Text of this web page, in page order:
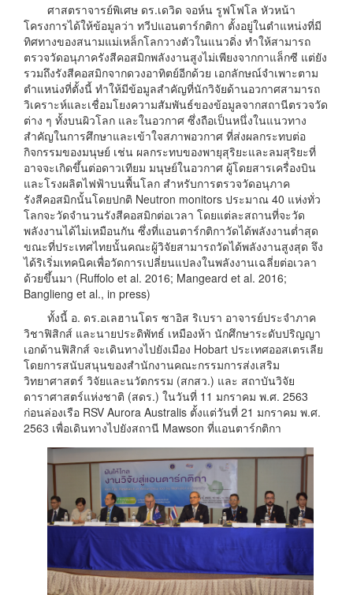
ศาสตราจารย์พิเศษ ดร.เดวิด จอห์น รูฟโฟโล หัวหน้า
โครงการได้ให้ข้อมูลว่า ทวีปแอนตาร์กติกา ตั้งอยู่ในตำแหน่งที่มี
ทิศทางของสนามแม่เหล็กโลกวางตัวในแนวดิ่ง ทำให้สามารถ
ตรวจวัดอนุภาครังสีคอสมิกพลังงานสูงไม่เพียงจากกาแล็กซี แต่ยัง
รวมถึงรังสีคอสมิกจากดวงอาทิตย์อีกด้วย เอกลักษณ์จำเพาะตาม
ตำแหน่งที่ตั้งนี้ ทำให้มีข้อมูลสำคัญที่นักวิจัยด้านอวกาศสามารถ
วิเคราะห์และเชื่อมโยงความสัมพันธ์ของข้อมูลจากสถานีตรวจวัด
ต่าง ๆ ทั้งบนผิวโลก และในอวกาศ ซึ่งถือเป็นหนึ่งในแนวทาง
สำคัญในการศึกษาและเข้าใจสภาพอวกาศ ที่ส่งผลกระทบต่อ
กิจกรรมของมนุษย์ เช่น ผลกระทบของพายุสุริยะและลมสุริยะที่
อาจจะเกิดขึ้นต่อดาวเทียม มนุษย์ในอวกาศ ผู้โดยสารเครื่องบิน
และโรงผลิตไฟฟ้าบนพื้นโลก สำหรับการตรวจวัดอนุภาค
รังสีคอสมิกนั้นโดยปกติ Neutron monitors ประมาณ 40 แห่งทั่ว
โลกจะวัดจำนวนรังสีคอสมิกต่อเวลา โดยแต่ละสถานที่จะวัด
พลังงานได้ไม่เหมือนกัน ซึ่งที่แอนตาร์กติกาวัดได้พลังงานต่ำสุด
ขณะที่ประเทศไทยนั้นคณะผู้วิจัยสามารถวัดได้พลังงานสูงสุด จึง
ได้ริเริ่มเทคนิคเพื่อวัดการเปลี่ยนแปลงในพลังงานเฉลี่ยต่อเวลา
ด้วยขึ้นมา (Ruffolo et al. 2016; Mangeard et al. 2016;
Banglieng et al., in press)
ทั้งนี้ อ. ดร.อเลฮานโดร ซาอิส ริเบรา อาจารย์ประจำภาค
วิชาฟิสิกส์ และนายประดิพัทธ์ เหมืองห้า นักศึกษาระดับปริญญา
เอกด้านฟิสิกส์ จะเดินทางไปยังเมือง Hobart ประเทศออสเตรเลีย
โดยการสนับสนุนของสำนักงานคณะกรรมการส่งเสริม
วิทยาศาสตร์ วิจัยและนวัตกรรม (สกสว.) และ สถาบันวิจัย
ดาราศาสตร์แห่งชาติ (สดร.) ในวันที่ 11 มกราคม พ.ศ. 2563
ก่อนล่องเรือ RSV Aurora Australis ตั้งแต่วันที่ 21 มกราคม พ.ศ.
2563 เพื่อเดินทางไปยังสถานี Mawson ที่แอนตาร์กติกา